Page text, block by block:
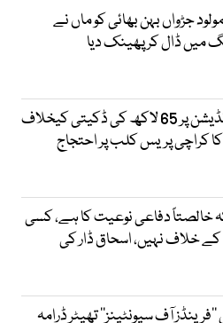
جڑواں بہن بھائی کو ماں نے
میں ڈال کر پھینک دیا
ایدھی فاؤنڈیشن پر 65 لاکھ کی ڈکیتی کیخلاف
کراچی پریس کلب پر احتجاج
خالصتاً دفاعی نوعیت کا ہے، کسی
خلاف نہیں، اسحاق ڈار کی
آف سیونٹینز‘‘ تھیٹر ڈرامہ